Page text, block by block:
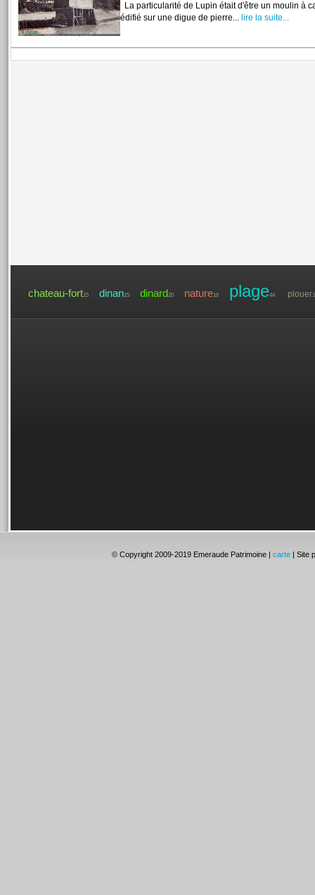
La particularité de Lupin était d'être un moulin à
édifié sur une digue de pierre... lire la suite...
chateau-fort15 dinan15 dinard20 nature16 plage44 plouer
© Copyright 2009-2019 Emeraude Patrimoine |carte | Site